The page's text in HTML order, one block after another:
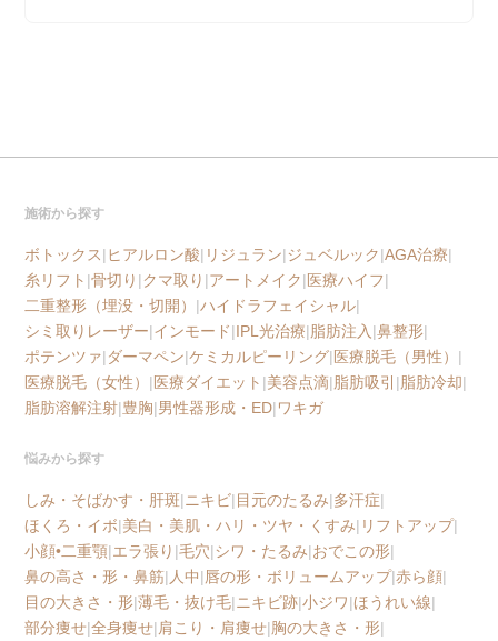
施術から探す
ボトックス|ヒアルロン酸| リジュラン|ジュベルック|AGA治療|
糸リフト |骨切り |クマ取り |アートメイク|医療ハイフ|
二重整形（埋没・切開） |ハイドラフェイシャル|
シミ取りレーザー|インモード|IPL光治療|脂肪注入 |鼻整形|
ポテンツァ|ダーマペン|ケミカルピーリング|医療脱毛（男性） |
医療脱毛（女性） |医療ダイエット |美容点滴|脂肪吸引 |脂肪冷却|
脂肪溶解注射|豊胸|男性器形成・ED|ワキガ
悩みから探す
しみ・そばかす・肝斑| ニキビ|目元のたるみ|多汗症|
ほくろ・イボ|美白・美肌・ハリ・ツヤ・くすみ| リフトアップ|
小顔•二重顎|エラ張り |毛穴|シワ・たるみ|おでこの形|
鼻の高さ・形・鼻筋| 人中|唇の形・ボリュームアップ|赤ら顔|
目の大きさ・形|薄毛・抜け毛| ニキビ跡|小ジワ|ほうれい線|
部分痩せ|全身痩せ|肩こり・肩痩せ|胸の大きさ・形|